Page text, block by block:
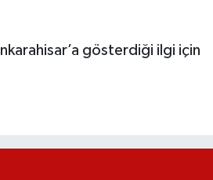
gösterdiği ilgi için